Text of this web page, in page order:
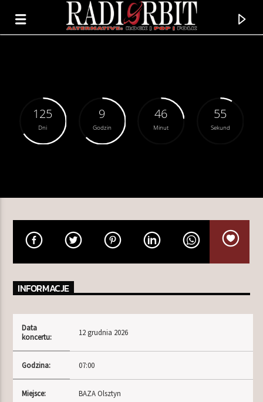
TERAZ GRAMY
JANKA
TERAZ W RAMÓWCE
CENTRUM WYNALAZKÓW
20:00
NA MOJEJ ORBICIE
125
Dni
9
Godzin
46
Minut
55
Sekund
INFORMACJE
Data
koncertu:
12 grudnia 2026
Godzina: 07:00
Miejsce: BAZA Olsztyn